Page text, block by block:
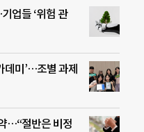
업들 ‘위험 관
데미’…조별 과제
…“절반은 비정